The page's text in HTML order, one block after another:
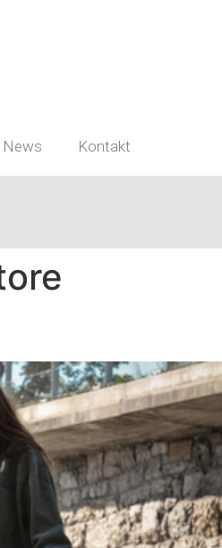
News Kontakt